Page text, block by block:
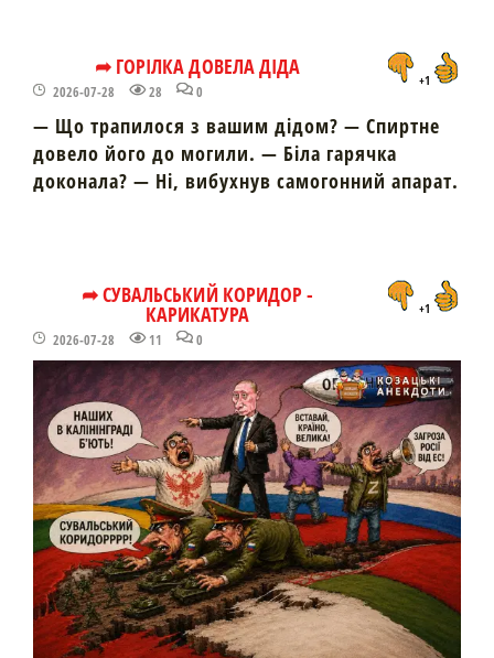
➦ ГОРІЛКА ДОВЕЛА ДІДА
2026-07-28 28 0
+1
— Що трапилося з вашим дідом? — Спиртне
довело його до могили. — Біла гарячка
доконала? — Ні, вибухнув самогонний апарат.
➦ СУВАЛЬСЬКИЙ КОРИДОР -
КАРИКАТУРА
2026-07-28 11 0
+1